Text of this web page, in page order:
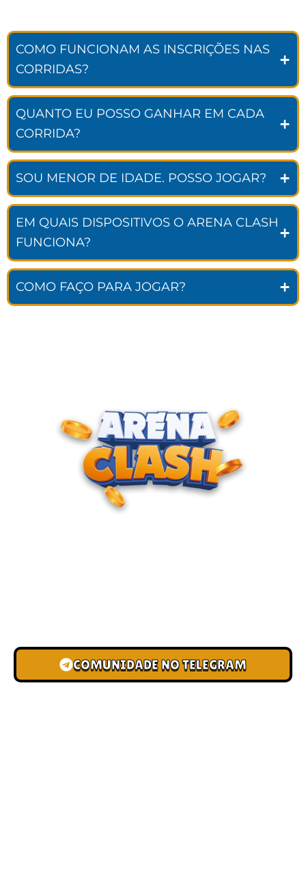
COMO FUNCIONAM AS INSCRIÇÕES NAS
CORRIDAS?
QUANTO EU POSSO GANHAR EM CADA
CORRIDA?
SOU MENOR DE IDADE. POSSO JOGAR?
EM QUAIS DISPOSITIVOS O ARENA CLASH
FUNCIONA?
COMO FAÇO PARA JOGAR?
COMUNIDADE NO TELEGRAM